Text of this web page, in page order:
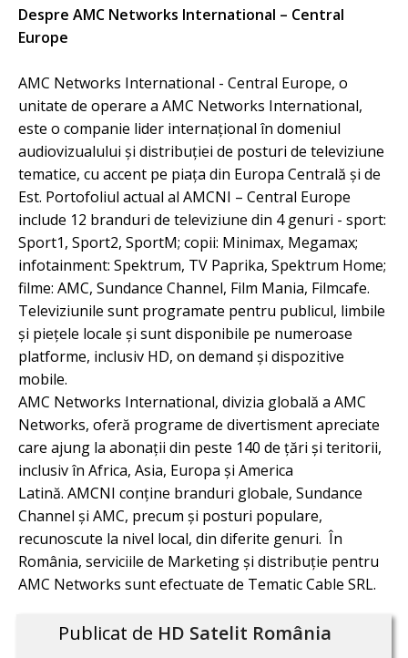
Despre AMC Networks International – Central
Europe
AMC Networks International - Central Europe, o
unitate de operare a AMC Networks International,
este o companie lider internațional în domeniul
audiovizualului și distribuției de posturi de televiziune
tematice, cu accent pe piața din Europa Centrală și de
Est. Portofoliul actual al AMCNI – Central Europe
include 12 branduri de televiziune din 4 genuri - sport:
Sport1, Sport2, SportM; copii: Minimax, Megamax;
infotainment: Spektrum, TV Paprika, Spektrum Home;
filme: AMC, Sundance Channel, Film Mania, Filmcafe.
Televiziunile sunt programate pentru publicul, limbile
și piețele locale și sunt disponibile pe numeroase
platforme, inclusiv HD, on demand și dispozitive
mobile.
AMC Networks International, divizia globală a AMC
Networks, oferă programe de divertisment apreciate
care ajung la abonații din peste 140 de țări și teritorii,
inclusiv în Africa, Asia, Europa și America
Latină. AMCNI conţine branduri globale, Sundance
Channel și AMC, precum și posturi populare,
recunoscute la nivel local, din diferite genuri. În
România, serviciile de Marketing şi distribuţie pentru
AMC Networks sunt efectuate de Tematic Cable SRL.
Publicat de HD Satelit România